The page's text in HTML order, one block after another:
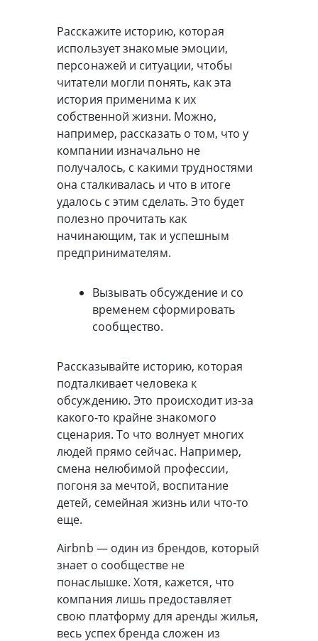
Расскажите историю, которая
использует знакомые эмоции,
персонажей и ситуации, чтобы
читатели могли понять, как эта
история применима к их
собственной жизни. Можно,
например, рассказать о том, что у
компании изначально не
получалось, с какими трудностями
она сталкивалась и что в итоге
удалось с этим сделать. Это будет
полезно прочитать как
начинающим, так и успешным
предпринимателям.
Вызывать обсуждение и со
временем сформировать
сообщество.
Рассказывайте историю, которая
подталкивает человека к
обсуждению. Это происходит из-за
какого-то крайне знакомого
сценария. То что волнует многих
людей прямо сейчас. Например,
смена нелюбимой профессии,
погоня за мечтой, воспитание
детей, семейная жизнь или что-то
еще.
Airbnb — один из брендов, который
знает о сообществе не
понаслышке. Хотя, кажется, что
компания лишь предоставляет
свою платформу для аренды жилья,
весь успех бренда сложен из